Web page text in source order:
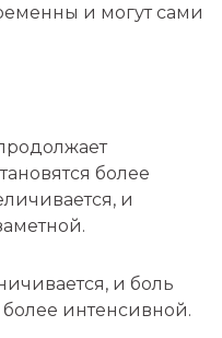
и могут сами
более
и
и боль
интенсивной.